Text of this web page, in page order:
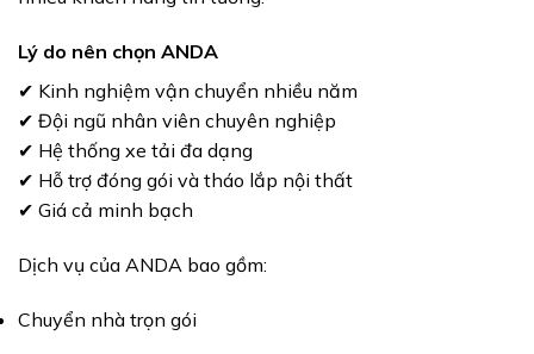
Lý do nên chọn ANDA
✔ Kinh nghiệm vận chuyển nhiều năm
✔ Đội ngũ nhân viên chuyên nghiệp
✔ Hệ thống xe tải đa dạng
✔ Hỗ trợ đóng gói và tháo lắp nội thất
✔ Giá cả minh bạch
Dịch vụ của ANDA bao gồm:
Chuyển nhà trọn gói